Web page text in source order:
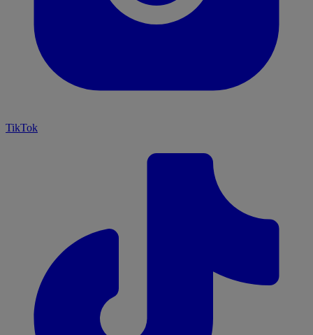
TikTok